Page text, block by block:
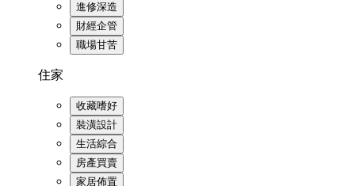
進修深造
財經企管
職場甘苦
住家
收藏嗜好
裝潢設計
生活綜合
房產買賣
家居佈置